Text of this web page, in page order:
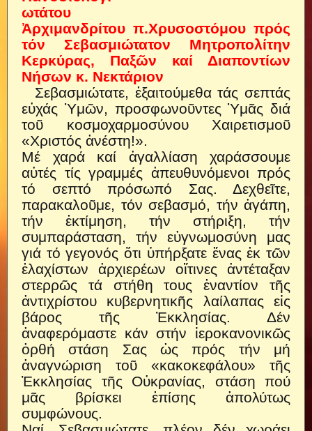
ωτάτου
Ἀρχιμανδρίτου π.Χρυσοστόμου πρός
τόν Σεβασμιώτατον Μητροπολίτην
Κερκύρας, Παξῶν καί Διαποντίων
Νήσων κ. Νεκτάριον
Σεβασμιώτατε, ἐξαιτούμεθα τάς σεπτάς
εὐχάς Ὑμῶν, προσφωνοῦντες Ὑμᾶς διά
τοῦ κοσμοχαρμοσύνου Χαιρετισμοῦ
«Χριστός ἀνέστη!».
Μέ χαρά καί ἀγαλλίαση χαράσσουμε
αὐτές τίς γραμμές ἀπευθυνόμενοι πρός
τό σεπτό πρόσωπό Σας. Δεχθεῖτε,
παρακαλοῦμε, τόν σεβασμό, τήν ἀγάπη,
τήν ἐκτίμηση, τήν στήριξη, τήν
συμπαράσταση, τήν εὐγνωμοσύνη μας
γιά τό γεγονός ὅτι ὑπήρξατε ἕνας ἐκ τῶν
ἐλαχίστων ἀρχιερέων οἵτινες ἀντέταξαν
στερρῶς τά στήθη τους ἐναντίον τῆς
ἀντιχρίστου κυβερνητικῆς λαίλαπας εἰς
βάρος τῆς Ἐκκλησίας. Δέν
ἀναφερόμαστε κάν στήν ἱεροκανονικῶς
ὀρθή στάση Σας ὡς πρός τήν μή
ἀναγνώριση τοῦ «κακοκεφάλου» τῆς
Ἐκκλησίας τῆς Οὐκρανίας, στάση πού
μᾶς βρίσκει ἐπίσης ἀπολύτως
συμφώνους.